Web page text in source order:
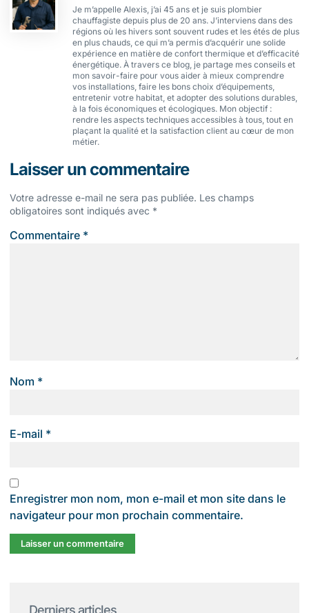
Je m’appelle Alexis, j’ai 45 ans et je suis plombier
chauffagiste depuis plus de 20 ans. J’interviens dans des
régions où les hivers sont souvent rudes et les étés de plus
en plus chauds, ce qui m’a permis d’acquérir une solide
expérience en matière de confort thermique et d’efficacité
énergétique. À travers ce blog, je partage mes conseils et
mon savoir-faire pour vous aider à mieux comprendre
vos installations, faire les bons choix d’équipements,
entretenir votre habitat, et adopter des solutions durables,
à la fois économiques et écologiques. Mon objectif :
rendre les aspects techniques accessibles à tous, tout en
plaçant la qualité et la satisfaction client au cœur de mon
métier.
Laisser un commentaire
Votre adresse e-mail ne sera pas publiée. Les champs
obligatoires sont indiqués avec *
Commentaire *
Nom *
E-mail *
Enregistrer mon nom, mon e-mail et mon site dans le
navigateur pour mon prochain commentaire.
Derniers articles